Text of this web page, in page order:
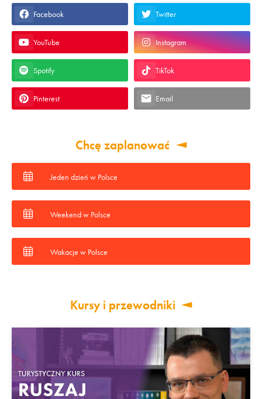
Facebook Twitter
YouTube Instagram
Spotify TikTok
Pinterest Email
Chcę zaplanować
Jeden dzień w Polsce
Weekend w Polsce
Wakacje w Polsce
Kursy i przewodniki